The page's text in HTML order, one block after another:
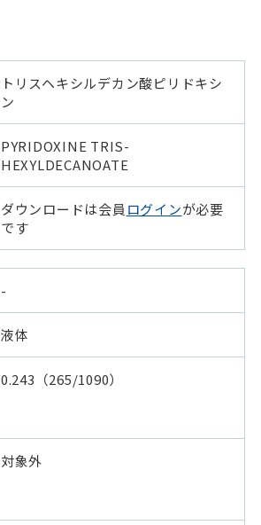
トリスヘキシルデカン酸ピリドキシ
ン
PYRIDOXINE TRIS-
HEXYLDECANOATE
ダウンロードは会員 ログインが必要
です
-
液体
0.243（265/1090）
対象外